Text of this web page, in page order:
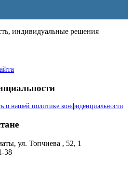
индивидуальные решения
о нашей политике конфиденциальности
ул. Топчиева , 52, 1
38